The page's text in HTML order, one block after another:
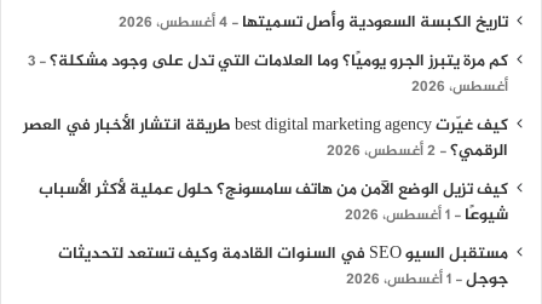
تاريخ الكبسة السعودية وأصل تسميتها 4 أغسطس، 2026
كم مرة يتبرز الجرو يوميًا؟ وما العلامات التي تدل على وجود مشكلة؟ 3
أغسطس، 2026
كيف غيّرت best digital marketing agency طريقة انتشار الأخبار في العصر
الرقمي؟ 2 أغسطس، 2026
كيف تزيل الوضع الآمن من هاتف سامسونج؟ حلول عملية لأكثر الأسباب
شيوعًا
1 أغسطس، 2026
مستقبل السيو SEO في السنوات القادمة وكيف تستعد لتحديثات
جوجل 1 أغسطس، 2026